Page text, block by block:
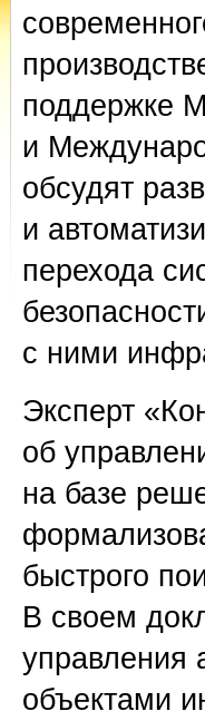
поддержке
и
обсудят
и
перехода
с ними
Эксперт
об
на базе
быстрого
В своем
управления
объектами